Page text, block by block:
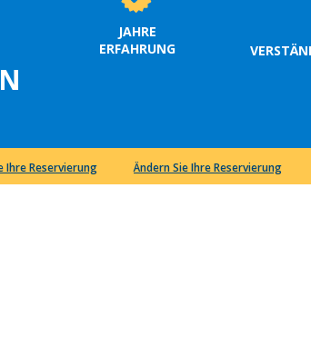
JAHRE
ERFAHRUNG
Ihre Reservierung Ändern Sie Ihre Reservierung